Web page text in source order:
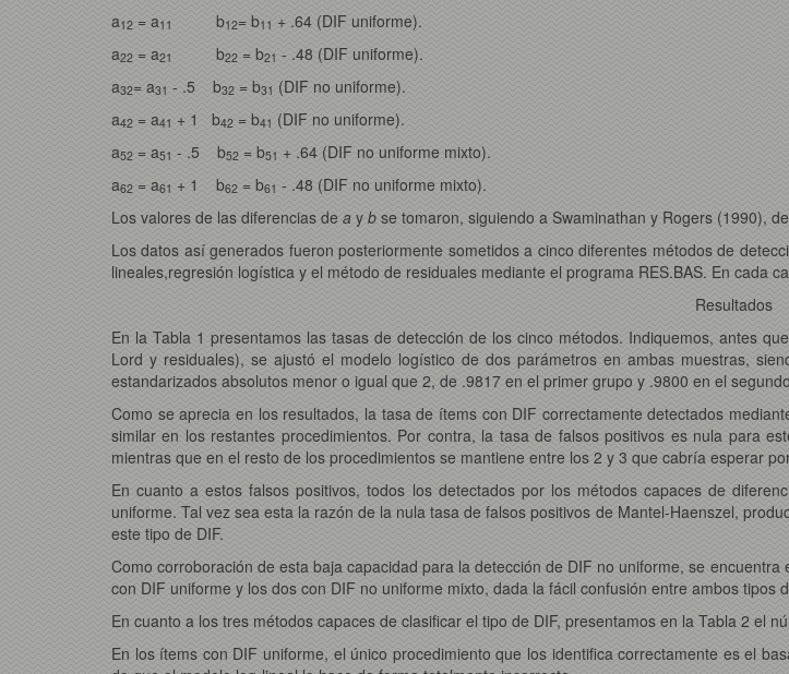
a12 = a11 b12= b11 + .64 (DIF uniforme).
a22 = a21 b22 = b21 - .48 (DIF uniforme).
a32= a31 - .5 b32 = b31 (DIF no uniforme).
a42 = a41 + 1 b42 = b41 (DIF no uniforme).
a52 = a51 - .5 b52 = b51 + .64 (DIF no uniforme mixto).
a62 = a61 + 1 b62 = b61 - .48 (DIF no uniforme mixto).
Los valores de las diferencias de a y b se tomaron, siguiendo a Swaminathan y Rogers (1990),
Los datos así generados fueron posteriormente sometidos a cinco diferentes métodos de
lineales,regresión logística y el método de residuales mediante el programa RES.BAS. En cada
Resultados
En la Tabla 1 presentamos las tasas de detección de los cinco métodos. Indiquemos, antes
Lord y residuales), se ajustó el modelo logístico de dos parámetros en ambas muestras,
estandarizados absolutos menor o igual que 2, de .9817 en el primer grupo y .9800 en el
Como se aprecia en los resultados, la tasa de ítems con DIF correctamente detectados
similar en los restantes procedimientos. Por contra, la tasa de falsos positivos es nula para
mientras que en el resto de los procedimientos se mantiene entre los 2 y 3 que cabría esperar
En cuanto a estos falsos positivos, todos los detectados por los métodos capaces de
uniforme. Tal vez sea esta la razón de la nula tasa de falsos positivos de Mantel-Haenszel,
este tipo de DIF.
Como corroboración de esta baja capacidad para la detección de DIF no uniforme, se
con DIF uniforme y los dos con DIF no uniforme mixto, dada la fácil confusión entre ambos tipos
En cuanto a los tres métodos capaces de clasificar el tipo de DIF, presentamos en la Tabla 2 el
En los ítems con DIF uniforme, el único procedimiento que los identifica correctamente es el